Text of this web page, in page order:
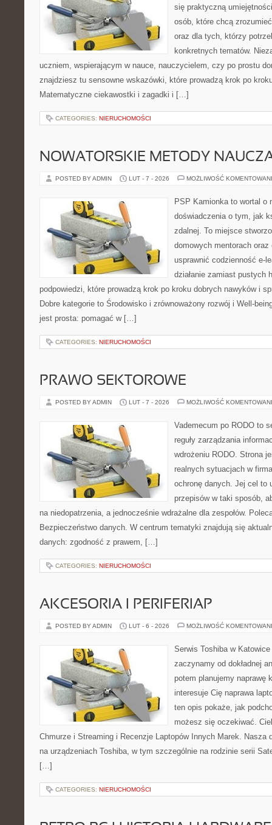
się praktyczną
osób, które chcą
oraz dla tych, którzy
konkretnych tematów.
uczniem, wspierającym w nauce, nauczycielem, czy po prostu
znajdziesz tu sensowne wskazówki, które prowadzą krok po
Matematyczne ciekawostki i zagadki i […]
CATEGORIES: NIERUCHOMOŚCI
NOWATORSKIE METODY
POSTED BY ADMIN LUT - 7 - 2026 MOŻLIWOŚĆ
PSP Kamionka to wortal o
doświadczenia o tym, jak
zdalnej. To miejsce
domowych mentorach
usprawnić codzienność e-
działanie zamiast pustych
podpowiedzi, które prowadzą krok po kroku dobrych nawyków i
Dobre kategorie to Środowisko i zrównoważony rozwój i Well-
jest prosta: pomagać w […]
CATEGORIES: NIERUCHOMOŚCI
PRAWO SEKTOROWE
POSTED BY ADMIN LUT - 7 - 2026 MOŻLIWOŚĆ
Vademecum po RODO to
reguły zarządzania
wdrożeniu RODO. Strona
realnych sytuacjach w
ochronę danych. Jej cel to
przepisów w taki sposób,
na niedopatrzenia, a jednocześnie wdrażalne dla zespołów.
Bezpieczeństwo danych. W centrum tematyki znajdują się
danych: zgodność z prawem, […]
CATEGORIES: NIERUCHOMOŚCI
AKCESORIA I PERIFERIAP
POSTED BY ADMIN LUT - 6 - 2026 MOŻLIWOŚĆ
Serwis Toshiba w
zaczynamy od dokładnej
potem planujemy naprawę
interesuje Cię naprawa
ten opis pokaże, jak
możesz się oczekiwać.
Chmurze i Streaming i Recenzje Laptopów Innych Marek. Nasza
na urządzeniach Toshiba, w tym szczególnie na rodzinie serii
[…]
CATEGORIES: NIERUCHOMOŚCI